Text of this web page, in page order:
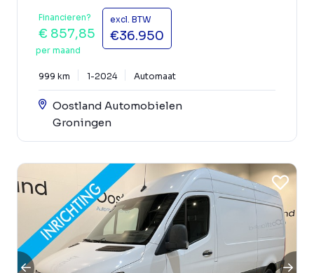
Financieren?
€ 857,85
per maand
excl. BTW
€36.950
999 km 1-2024 Automaat
Oostland Automobielen
Groningen